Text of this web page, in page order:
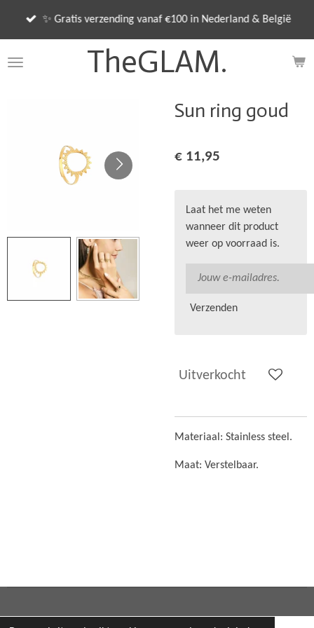
de
TheGLAM.
✨ Gratis verzending vanaf €100 in Nederland & België
Sun ring goud
€ 11,95
Laat het me weten
wanneer dit product
weer op voorraad is.
Verzenden
Uitverkocht
Materiaal: Stainless steel.
Maat: Verstelbaar.